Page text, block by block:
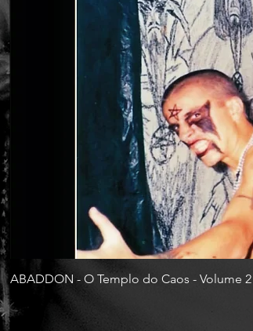
ABADDON - O Templo do Caos - Volume
Preço
R$ 130,00